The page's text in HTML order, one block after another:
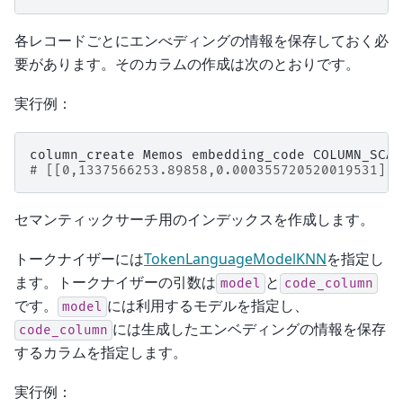
各レコードごとにエンべディングの情報を保存しておく必
要があります。そのカラムの作成は次のとおりです。
実行例：
column_create Memos embedding_code
#
セマンティックサーチ用のインデックスを作成します。
トークナイザーにはTokenLanguageModelKNNを指定し
ます。トークナイザーの引数は model と code_column
です。 model には利用するモデルを指定し、
code_column には生成したエンベディングの情報を保存
するカラムを指定します。
実行例：